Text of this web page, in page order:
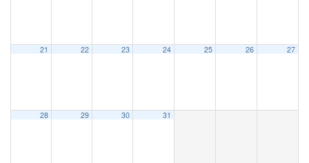
21 22 23 24 25 26 27
28 29 30 31